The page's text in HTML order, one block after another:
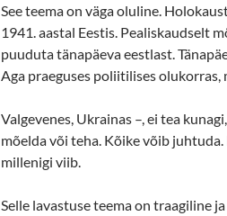
See teema on väga oluline.
1941. aastal Eestis. Pealiskaudselt
puuduta tänapäeva eestlast.
Aga praeguses poliitilises olukorras,
Valgevenes, Ukrainas –, ei tea
mõelda või teha. Kõike võib
millenigi viib.
Selle lavastuse teema on traagiline